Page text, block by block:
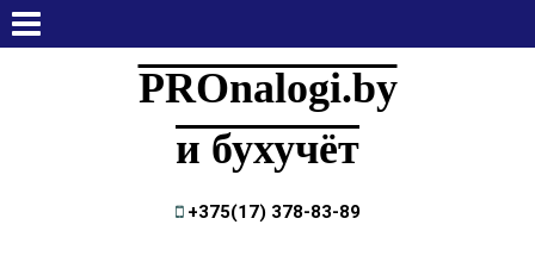
PROnalogi.by
и бухучёт
+375(17) 378-83-89